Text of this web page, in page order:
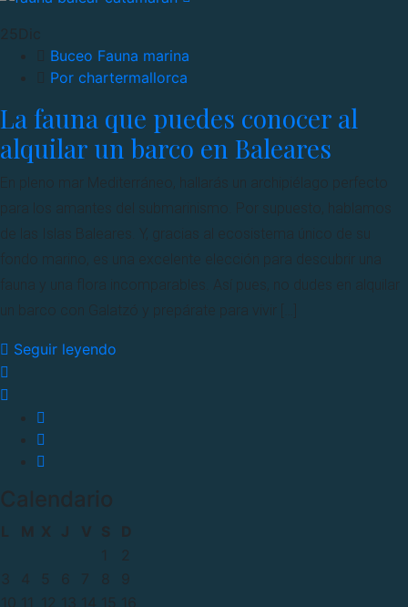
25 Dic
Buceo Fauna marina
Por chartermallorca
La fauna que puedes conocer al
alquilar un barco en Baleares
En pleno mar Mediterráneo, hallarás un archipiélago perfecto
para los amantes del submarinismo. Por supuesto, hablamos
de las Islas Baleares. Y, gracias al ecosistema único de su
fondo marino, es una excelente elección para descubrir una
fauna y una flora incomparables. Así pues, no dudes en alquilar
un barco con Galatzó y prepárate para vivir […]
Seguir leyendo
Calendario
L M X J V S
D
1
2
3
4 5 6 7 8
9
10 11 12 13 14 15 16